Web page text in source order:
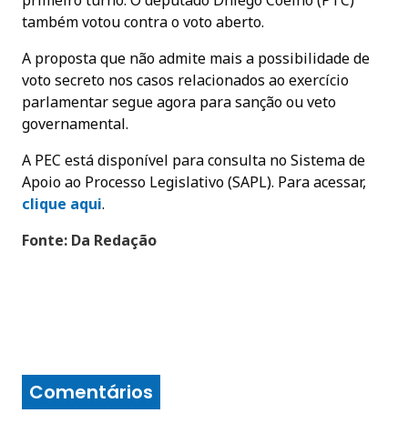
também votou contra o voto aberto.
A proposta que não admite mais a possibilidade de
voto secreto nos casos relacionados ao exercício
parlamentar segue agora para sanção ou veto
governamental.
A PEC está disponível para consulta no Sistema de
Apoio ao Processo Legislativo (SAPL). Para acessar,
clique aqui.
Fonte: Da Redação
Comentários